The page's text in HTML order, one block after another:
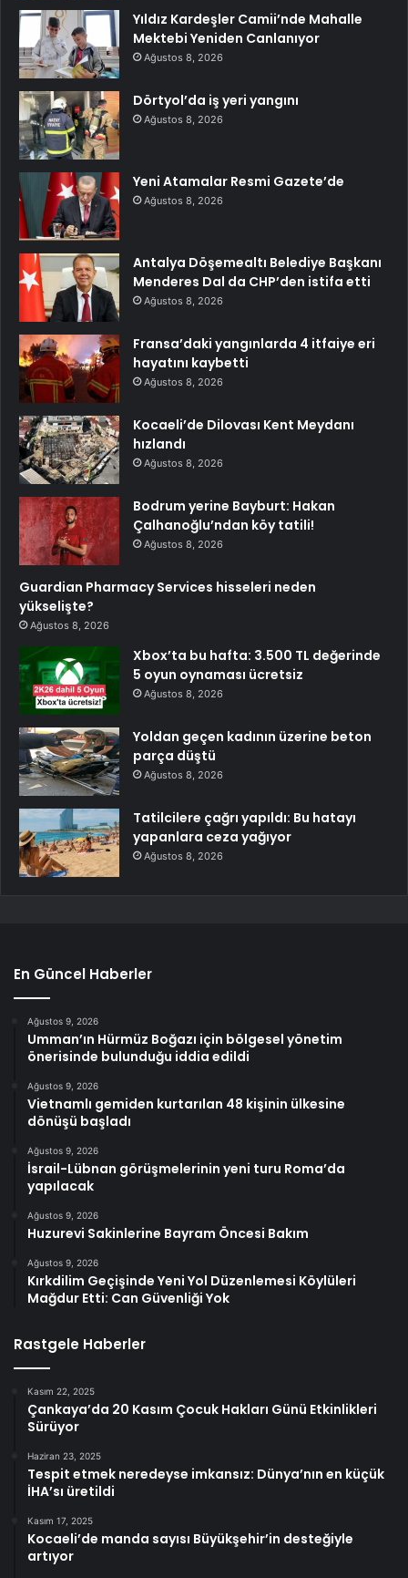
Yıldız Kardeşler Camii’nde Mahalle
Mektebi Yeniden Canlanıyor
Ağustos 8, 2026
Dörtyol’da iş yeri yangını
Ağustos 8, 2026
Yeni Atamalar Resmi Gazete’de
Ağustos 8, 2026
Antalya Döşemealtı Belediye Başkanı
Menderes Dal da CHP’den istifa etti
Ağustos 8, 2026
Fransa’daki yangınlarda 4 itfaiye eri
hayatını kaybetti
Ağustos 8, 2026
Kocaeli’de Dilovası Kent Meydanı
hızlandı
Ağustos 8, 2026
Bodrum yerine Bayburt: Hakan
Çalhanoğlu’ndan köy tatili!
Ağustos 8, 2026
Guardian Pharmacy Services hisseleri neden
yükselişte?
Ağustos 8, 2026
Xbox’ta bu hafta: 3.500 TL değerinde
5 oyun oynaması ücretsiz
Ağustos 8, 2026
Yoldan geçen kadının üzerine beton
parça düştü
Ağustos 8, 2026
Tatilcilere çağrı yapıldı: Bu hatayı
yapanlara ceza yağıyor
Ağustos 8, 2026
En Güncel Haberler
Ağustos 9, 2026
Umman’ın Hürmüz Boğazı için bölgesel yönetim
önerisinde bulunduğu iddia edildi
Ağustos 9, 2026
Vietnamlı gemiden kurtarılan 48 kişinin ülkesine
dönüşü başladı
Ağustos 9, 2026
İsrail-Lübnan görüşmelerinin yeni turu Roma’da
yapılacak
Ağustos 9, 2026
Huzurevi Sakinlerine Bayram Öncesi Bakım
Ağustos 9, 2026
Kırkdilim Geçişinde Yeni Yol Düzenlemesi Köylüleri
Mağdur Etti: Can Güvenliği Yok
Rastgele Haberler
Kasım 22, 2025
Çankaya’da 20 Kasım Çocuk Hakları Günü Etkinlikleri
Sürüyor
Haziran 23, 2025
Tespit etmek neredeyse imkansız: Dünya’nın en küçük
İHA’sı üretildi
Kasım 17, 2025
Kocaeli’de manda sayısı Büyükşehir’in desteğiyle
artıyor